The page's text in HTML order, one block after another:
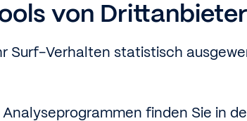
von
Surf-Verhalten statistisch
finden Sie in